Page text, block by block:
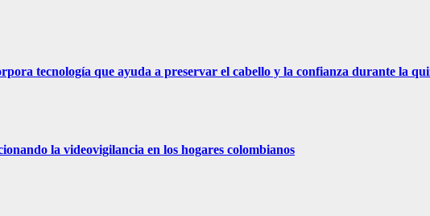
tecnología que ayuda a preservar el cabello y la confianza durante la
la videovigilancia en los hogares colombianos